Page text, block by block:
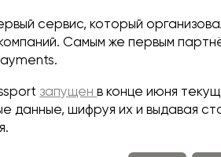
сервис, который
Самым же первым
запущенв конце июня
данные, шифруя их и выдавая